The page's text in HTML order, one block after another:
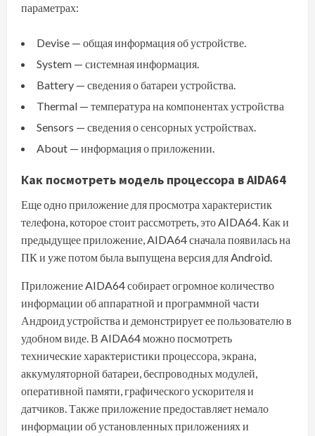
параметрах:
Devise — общая информация об устройстве.
System — системная информация.
Battery — сведения о батареи устройства.
Thermal — температура на компонентах устройства
Sensors — сведения о сенсорных устройствах.
About — информация о приложении.
Как посмотреть модель процессора в AIDA64
Еще одно приложение для просмотра характеристик
телефона, которое стоит рассмотреть, это AIDA64. Как и
предыдущее приложение, AIDA64 сначала появилась на
ПК и уже потом была выпущена версия для Android.
Приложение AIDA64 собирает огромное количество
информации об аппаратной и программной части
Андроид устройства и демонстрирует ее пользователю в
удобном виде. В AIDA64 можно посмотреть
технические характеристики процессора, экрана,
аккумуляторной батареи, беспроводных модулей,
оперативной памяти, графического ускорителя и
датчиков. Также приложение предоставляет немало
информации об установленных приложениях и